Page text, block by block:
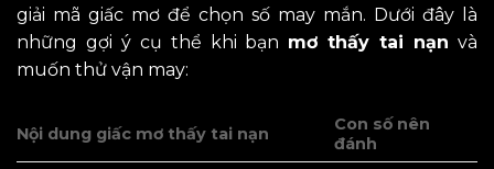
giải mã giấc mơ để chọn số may mắn. Dưới đây là
những gợi ý cụ thể khi bạn mơ thấy tai nạn và
muốn thử vận may:
Nội dung giấc mơ thấy tai nạn
Con số nên
đánh